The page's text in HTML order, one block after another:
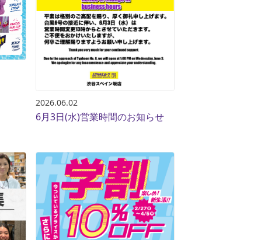
ご利用ガイド
会員ランク
店頭受取サービス
ギフトラッピング
アフターサポート
よくある質問
お問い合わせ
ニュース
ご利用ガイド
会員ランク
店頭受取サービス
ギフトラッピング
アフターサポート
よくある質問
お問い合わせ
ニュース
ご利用ガイド
会員ランク
店頭受取サービス
ギフトラッピング
アフターサポート
よくある質問
お問い合わせ
ニュース
ご利用ガイド
会員ランク
店頭受取サービス
ギフトラッピング
アフターサポート
よくある質問
お問い合わせ
ニュース
2026.06.02
6月3日(水)営業時間のお知らせ